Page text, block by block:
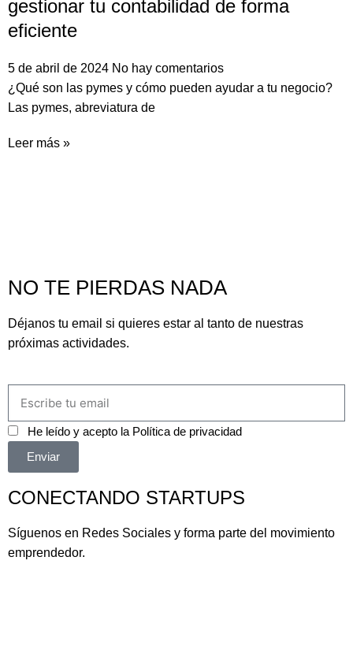
gestionar tu contabilidad de forma
eficiente
5 de abril de 2024 No hay comentarios
¿Qué son las pymes y cómo pueden ayudar a tu negocio?
Las pymes, abreviatura de
Leer más »
NO TE PIERDAS NADA
Déjanos tu email si quieres estar al tanto de nuestras
próximas actividades.
He leído y acepto la Política de privacidad
Enviar
CONECTANDO STARTUPS
Síguenos en Redes Sociales y forma parte del movimiento
emprendedor.